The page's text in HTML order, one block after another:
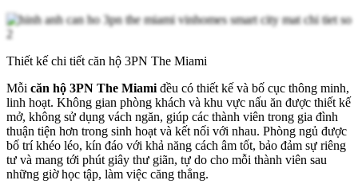
Thiết kế chi tiết căn hộ 3PN The Miami
Mỗi căn hộ 3PN The Miami đều có thiết kế và bố cục thông minh,
linh hoạt. Không gian phòng khách và khu vực nấu ăn được thiết kế
mở, không sử dụng vách ngăn, giúp các thành viên trong gia đình
thuận tiện hơn trong sinh hoạt và kết nối với nhau. Phòng ngủ được
bố trí khéo léo, kín đáo với khả năng cách âm tốt, bảo đảm sự riêng
tư và mang tới phút giây thư giãn, tự do cho mỗi thành viên sau
những giờ học tập, làm việc căng thẳng.